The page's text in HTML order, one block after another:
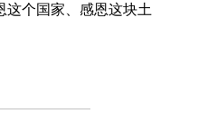
这个国家、感恩这块土